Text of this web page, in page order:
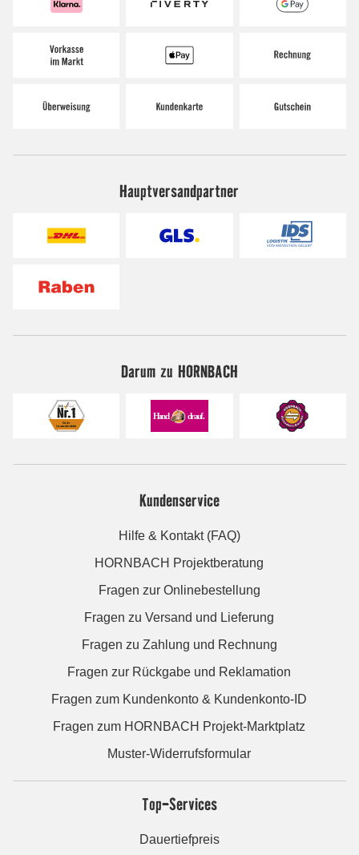
Hauptversandpartner
Darum zu HORNBACH
Kundenservice
Hilfe & Kontakt (FAQ)
HORNBACH Projektberatung
Fragen zur Onlinebestellung
Fragen zu Versand und Lieferung
Fragen zu Zahlung und Rechnung
Fragen zur Rückgabe und Reklamation
Fragen zum Kundenkonto & Kundenkonto-ID
Fragen zum HORNBACH Projekt-Marktplatz
Muster-Widerrufsformular
Top-Services
Dauertiefpreis